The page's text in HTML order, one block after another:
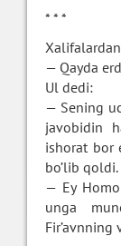
* * *
— Qayda
Ul dedi:
— Sening
javobidin
ishorat bor
bo’lib
— Ey
unga
Fir’avnning